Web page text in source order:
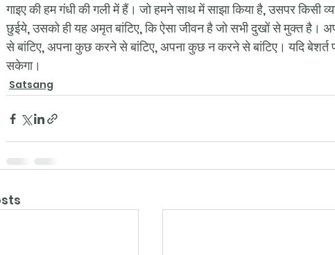
गाइए की हम गंधी की गली में हैं। जो हमने साथ में साझा किया है, उसपर किसी
छुईये, उसको ही यह अमृत बांटिए, कि ऐसा जीवन है जो सभी दुखों से मुक्त है।
से बांटिए, अपना कुछ करने से बांटिए, अपना कुछ न करने से बांटिए। यदि बेशर्त
सकेगा।
Satsang